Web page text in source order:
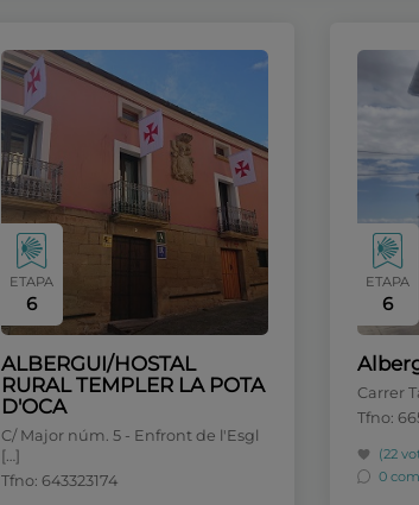
ETAPA
6
ALBERGUI/HOSTAL
RURAL TEMPLER LA POTA
D'OCA
C/ Major núm. 5 - Enfront de l'Esgl
[…]
Tfno: 643323174
ETAPA
6
Carrer
Tfno:
(22
0